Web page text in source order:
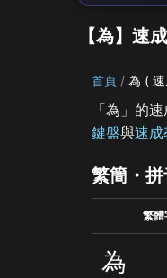
【為】速
首頁 為 (
「為」的
鍵盤與速成
繁簡・
繁體
為